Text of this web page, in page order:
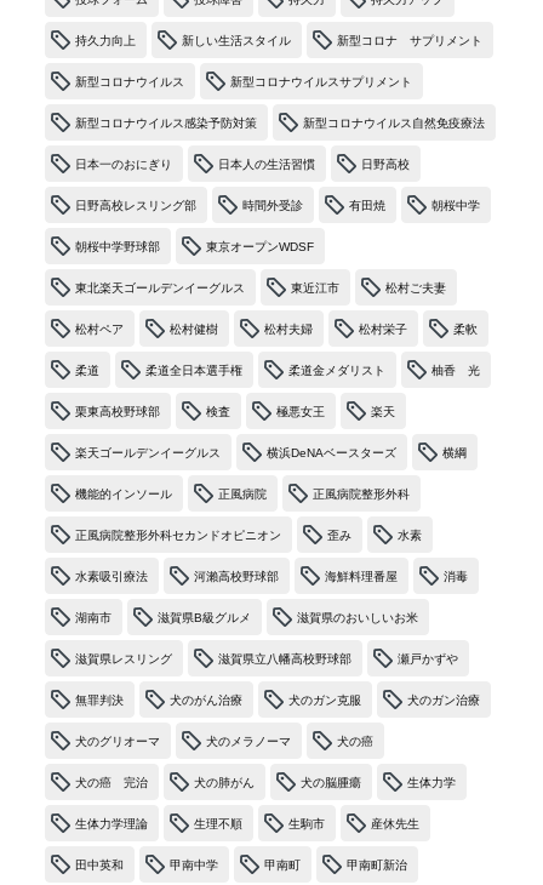
持久力向上 新しい生活スタイル 新型コロナ サプリメント
新型コロナウイルス 新型コロナウイルスサプリメント
新型コロナウイルス感染予防対策 新型コロナウイルス自然免疫療法
日本一のおにぎり 日本人の生活習慣 日野高校
日野高校レスリング部 時間外受診 有田焼 朝桜中学
朝桜中学野球部 東京オープンWDSF
東北楽天ゴールデンイーグルス 東近江市 松村ご夫妻
松村ペア 松村健樹 松村夫婦 松村栄子 柔軟
柔道 柔道全日本選手権 柔道金メダリスト 柚香 光
栗東高校野球部 検査 極悪女王 楽天
楽天ゴールデンイーグルス 横浜DeNAベースターズ 横綱
機能的インソール 正風病院 正風病院整形外科
正風病院整形外科セカンドオピニオン 歪み 水素
水素吸引療法 河瀨高校野球部 海鮮料理番屋 消毒
湖南市 滋賀県B級グルメ 滋賀県のおいしいお米
滋賀県レスリング 滋賀県立八幡高校野球部 瀬戸かずや
無罪判決 犬のがん治療 犬のガン克服 犬のガン治療
犬のグリオーマ 犬のメラノーマ 犬の癌
犬の癌 完治 犬の肺がん 犬の脳腫瘍 生体力学
生体力学理論 生理不順 生駒市 産休先生
田中英和 甲南中学 甲南町 甲南町新治